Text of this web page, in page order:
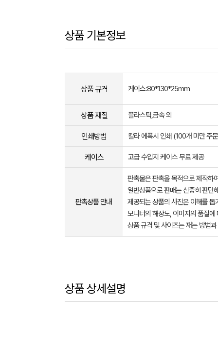
상품 기본정보
상품 규격 케이스:80*130*25mm
상품 재질 플라스틱,금속 외
인쇄방법 칼라 에폭시 인쇄 (100개 미만 주
케이스 고급 수입지 케이스 무료 제공
판촉상품 안내
판촉물은 판촉을 목적으로 제작하
일반상품으로 판매는 신중히 판단
제공되는 상품의 사진은 이해를
모니터의 해상도, 이미지의 품질
상품 규격 및 사이즈는 재는 방법
상품 상세설명